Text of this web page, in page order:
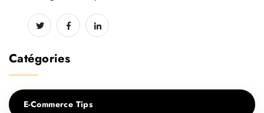
Catégories
E-Commerce Tips